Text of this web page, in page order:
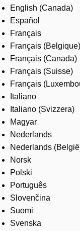
English (Canada)
Español
Français
Français (Belgique)
Français (Canada)
Français (Suisse)
Français
Italiano
Italiano (Svizzera)
Magyar
Nederlands
Nederlands
Norsk
Polski
Português
Slovenčina
Suomi
Svenska